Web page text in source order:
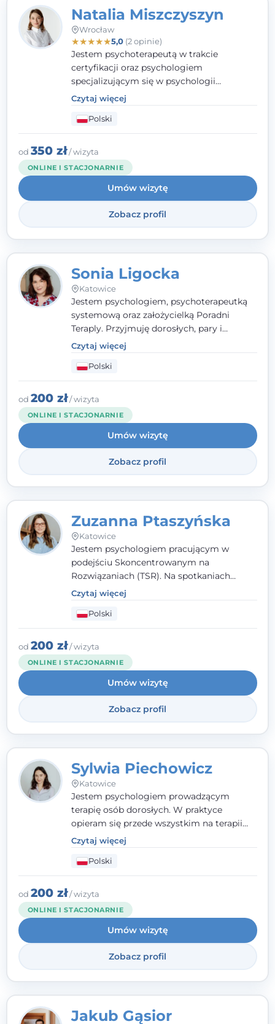
Natalia Miszczyszyn
Wrocław
★★★★★5,0(2 opinie)
Jestem psychoterapeutą w trakcie
certyfikacji oraz psychologiem
specjalizującym się w psychologii
klinicznej. Ukończyłam również studia
podyplomowe z Praktycznej Diagnozy
Psychologicznej. Aktywnie uczestniczę w
działalności Polskiego Towarzystwa
Psychiatrycznego oraz Polskiego
Towarzystwa Psychologicznego, a także
jestem członkiem nadzwyczajnym
Wielkopolskiego Towarzystwa Terapii
Systemowej.
Czytaj więcej
Polski
od 350 zł/ wizyta
ONLINE I STACJONARNIE
Umów wizytę
Zobacz profil
Sonia Ligocka
Katowice
Jestem psychologiem, psychoterapeutką
systemową oraz założycielką Poradni
Teraply. Przyjmuję dorosłych, pary i
rodziny, dobierając metody do
indywidualnych zasobów pacjenta. Wierzę
w drzemiące w Tobie zasoby, które
pozwolą Ci wyjść z kryzysu - a jeśli jeszcze
ich nie widzisz, pomogę Ci je odsłonić.
Czytaj więcej
Polski
od 200 zł/ wizyta
ONLINE I STACJONARNIE
Umów wizytę
Zobacz profil
Zuzanna Ptaszyńska
Katowice
Jestem psychologiem pracującym w
podejściu Skoncentrowanym na
Rozwiązaniach (TSR). Na spotkaniach
pracuję w sposób dopasowany do Ciebie -
nawet jeśli na starcie nie wiesz dokładnie,
czego potrzebujesz, odkrywamy to razem,
krok po kroku. Towarzyszę dorosłym oraz
młodzieży od 13. roku życia.
Czytaj więcej
Polski
od 200 zł/ wizyta
ONLINE I STACJONARNIE
Umów wizytę
Zobacz profil
Sylwia Piechowicz
Katowice
Jestem psychologiem prowadzącym
terapię osób dorosłych. W praktyce
opieram się przede wszystkim na terapii
poznawczo-behawioralnej (CBT), a także na
podejściu skoncentrowanym na
rozwiązaniach (TSR) oraz Racjonalnej
Terapii Zachowania (RTZ). Dużą wagę
przykładam do relacji opartej na empatii,
poczuciu bezpieczeństwa i wzajemnym
zrozumieniu.
Czytaj więcej
Polski
od 200 zł/ wizyta
ONLINE I STACJONARNIE
Umów wizytę
Zobacz profil
Jakub Gąsior